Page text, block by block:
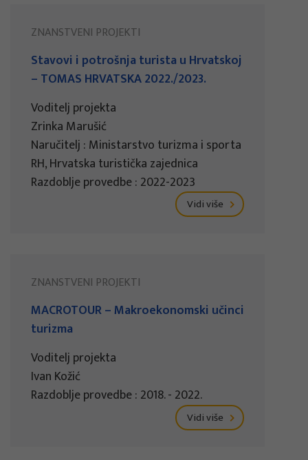
ZNANSTVENI PROJEKTI
Stavovi i potrošnja turista u Hrvatskoj
– TOMAS HRVATSKA 2022./2023.
Voditelj projekta
Zrinka Marušić
Naručitelj : Ministarstvo turizma i sporta
RH, Hrvatska turistička zajednica
Razdoblje provedbe : 2022-2023
Vidi više
ZNANSTVENI PROJEKTI
MACROTOUR – Makroekonomski učinci
turizma
Voditelj projekta
Ivan Kožić
Razdoblje provedbe : 2018. - 2022.
Vidi više